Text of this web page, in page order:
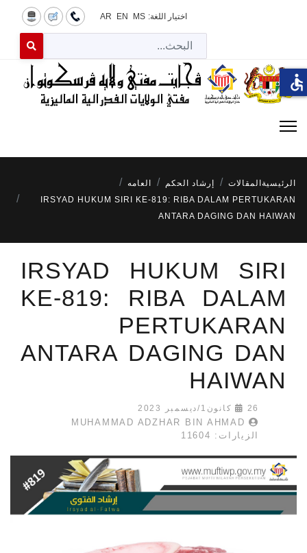
اختيار اللغة: MS
EN
AR
for results.
الرئيسية المقالات إرشاد الحكم
العامه
IRSYAD HUKUM SIRI KE-819: RIBA DALAM PERTUKARAN
ANTARA DAGING DAN HAIWAN
IRSYAD HUKUM SIRI
KE-819: RIBA DALAM
PERTUKARAN
ANTARA DAGING DAN
HAIWAN
26 كانون1/ديسمبر 2023
MUHAMMAD ADZHAR BIN AHMAD
الزيارات: 11604
accessible